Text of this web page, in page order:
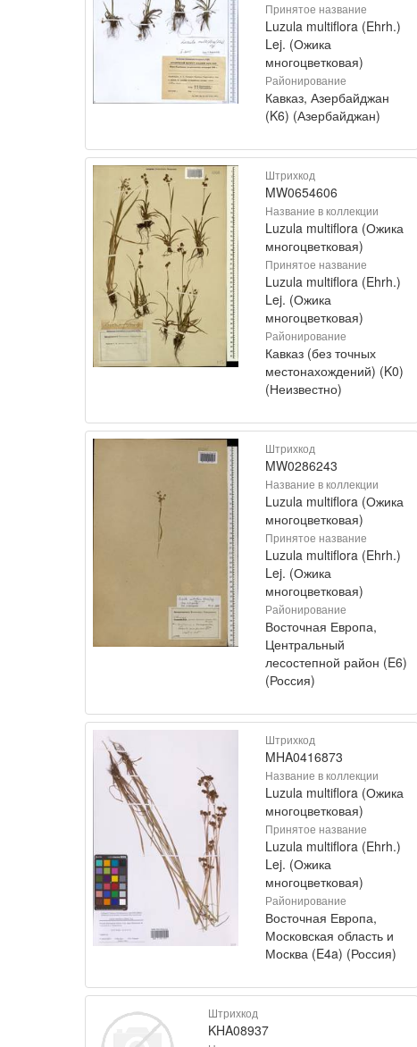
Принятое название
Luzula multiflora (Ehrh.)
Lej. (Ожика
многоцветковая)
Районирование
Кавказ, Азербайджан
(K6) (Азербайджан)
Штрихкод
MW0654606
Название в коллекции
Luzula multiflora (Ожика
многоцветковая)
Принятое название
Luzula multiflora (Ehrh.)
Lej. (Ожика
многоцветковая)
Районирование
Кавказ (без точных
местонахождений) (K0)
(Неизвестно)
Штрихкод
MW0286243
Название в коллекции
Luzula multiflora (Ожика
многоцветковая)
Принятое название
Luzula multiflora (Ehrh.)
Lej. (Ожика
многоцветковая)
Районирование
Восточная Европа,
Центральный
лесостепной район (E6)
(Россия)
Штрихкод
MHA0416873
Название в коллекции
Luzula multiflora (Ожика
многоцветковая)
Принятое название
Luzula multiflora (Ehrh.)
Lej. (Ожика
многоцветковая)
Районирование
Восточная Европа,
Московская область и
Москва (E4a) (Россия)
Штрихкод
KHA08937